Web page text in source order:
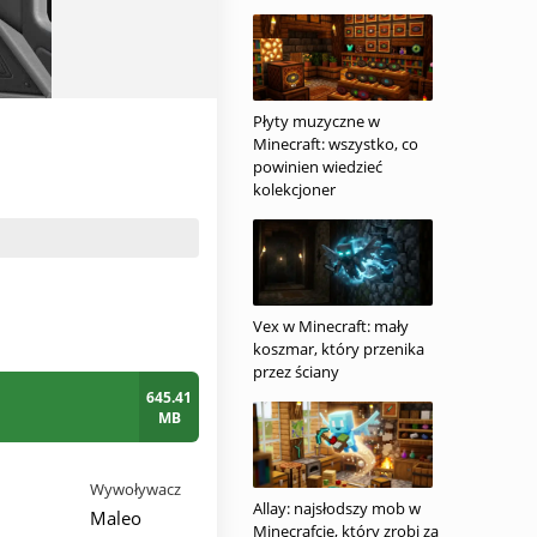
645.41
MB
Wywoływacz
Maleo
Płyty muzyczne w
Minecraft: wszystko, co
powinien wiedzieć
kolekcjoner
Vex w Minecraft: mały
koszmar, który przenika
przez ściany
Allay: najsłodszy mob w
Minecrafcie, który zrobi za